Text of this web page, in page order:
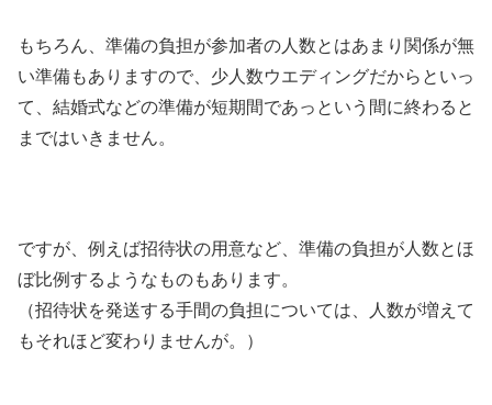
もちろん、準備の負担が参加者の人数とはあまり関係が無
い準備もありますので、少人数ウエディングだからといっ
て、結婚式などの準備が短期間であっという間に終わると
まではいきません。
ですが、例えば招待状の用意など、準備の負担が人数とほ
ぼ比例するようなものもあります。
（招待状を発送する手間の負担については、人数が増えて
もそれほど変わりませんが。）